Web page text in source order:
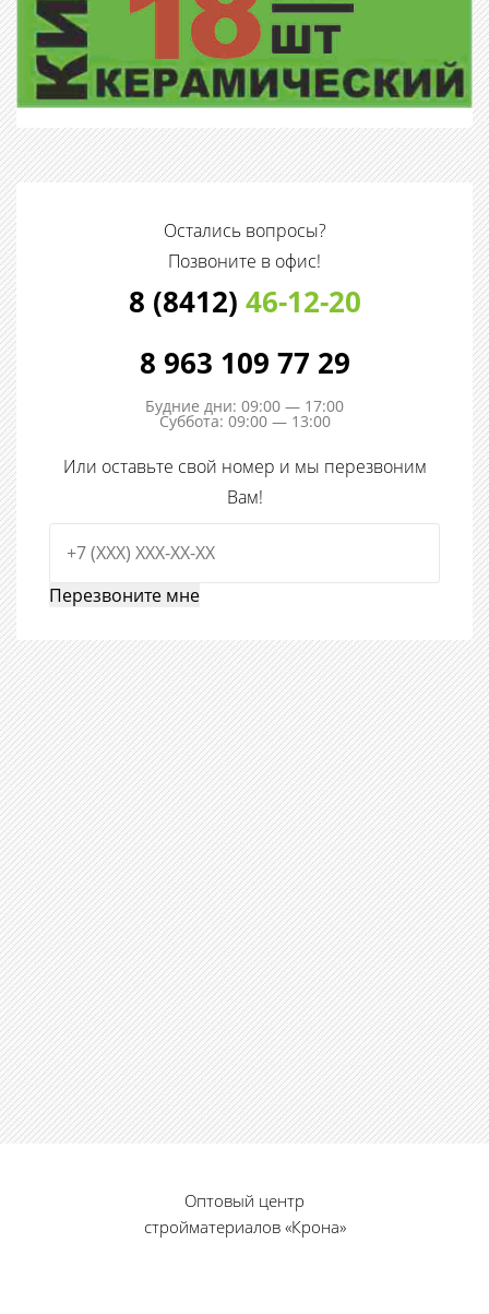
Остались вопросы?
Позвоните в офис!
8 (8412) 46-12-20
8 963 109 77 29
Будние дни: 09:00 — 17:00
Суббота: 09:00 — 13:00
Или оставьте свой номер и мы перезвоним
Вам!
Оптовый центр
стройматериалов «Крона»